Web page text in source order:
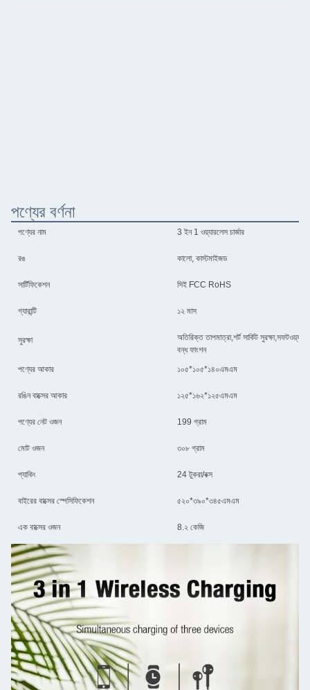
পণ্যের বর্ণনা
পণ্যের নাম 3 ইন 1 ওয়্যারলেস চার্জার
রঙ কালো, কাস্টমাইজড
সার্টিফিকেশন সিই FCC RoHS
গ্যারান্টি ১২ মাস
সুরক্ষা
অতিরিক্ত তাপমাত্রা,শর্ট সার্কিট
বন্ধ ফাংশন
পণ্যের আকার
১০৫*১০৫*১৪০এমএম
রঙিন বাক্সের আকার ১২৫*১৬২*১২৫এমএম
পণ্যের নেট ওজন 199 গ্রাম
মোট ওজন ৩০৮ গ্রাম
প্যাকিং 24 টুকরা/বক্স
বাইরের বাক্সের স্পেসিফিকেশন ৫২০*৩৯০*৩৪৫এমএম
এক বাক্সের ওজন 8.২ কেজি